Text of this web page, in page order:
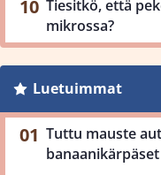
Tiesitkö, että
mikrossa?
Luetuimmat
Tuttu mauste